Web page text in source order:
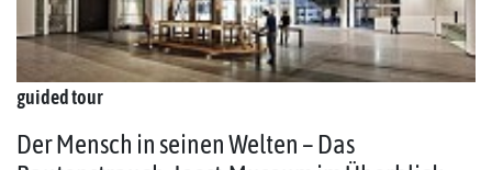
guided tour
Der Mensch in seinen Welten – Das